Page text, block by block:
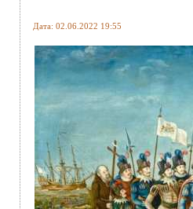
Дата: 02.06.2022 19:55